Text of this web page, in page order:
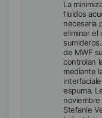
La
fluidos
necesaria
eliminar el
de MWF
controlan
mediante
espuma.
Stefanie